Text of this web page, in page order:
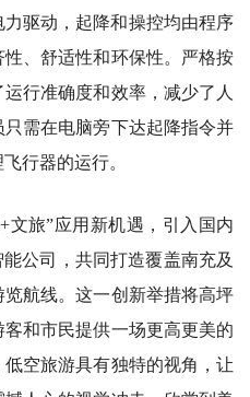
驱动，起降和操控均由程序
、舒适性和环保性。严格按
行准确度和效率，减少了人
需在电脑旁下达起降指令并
行器的运行。
文旅”应用新机遇，引入国内
公司，共同打造覆盖南充及
航线。这一创新举措将高坪
和市民提供一场更高更美的
空旅游具有独特的视角，让